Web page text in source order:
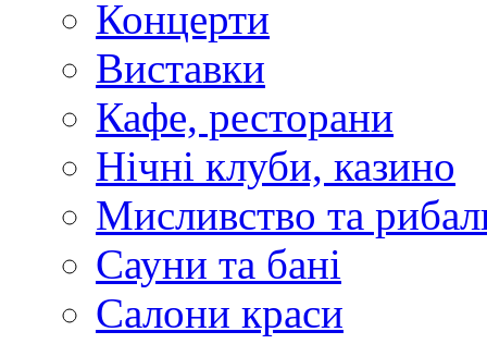
Концерти
Виставки
Кафе, ресторани
Нічні клуби, казино
Мисливство та
Сауни та бані
Салони краси